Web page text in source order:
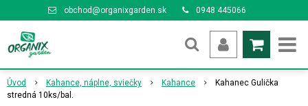
obchod@organixgarden.sk 0948 445066
Úvod Kahance, náplne, sviečky Kahance
Kahanec Gulička
stredná 10ks/bal.